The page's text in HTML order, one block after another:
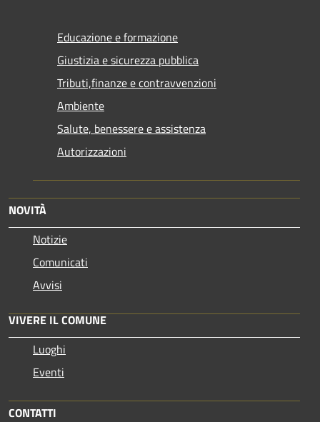
Educazione e formazione
Giustizia e sicurezza pubblica
Tributi,finanze e contravvenzioni
Ambiente
Salute, benessere e assistenza
Autorizzazioni
NOVITÀ
Notizie
Comunicati
Avvisi
VIVERE IL COMUNE
Luoghi
Eventi
CONTATTI